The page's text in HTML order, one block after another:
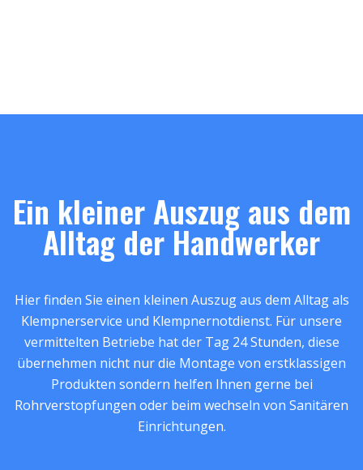
Ein kleiner Auszug aus dem
Alltag der Handwerker
Hier finden Sie einen kleinen Auszug aus dem Alltag als
Klempnerservice und Klempnernotdienst. Für unsere
vermittelten Betriebe hat der Tag 24 Stunden, diese
übernehmen nicht nur die Montage von erstklassigen
Produkten sondern helfen Ihnen gerne bei
Rohrverstopfungen oder beim wechseln von Sanitären
Einrichtungen.